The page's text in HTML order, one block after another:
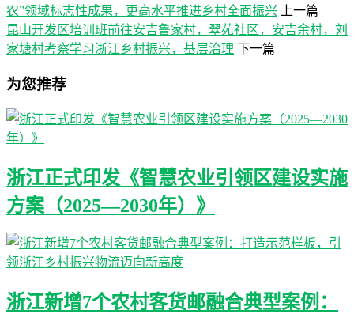
农”领域标志性成果，更高水平推进乡村全面振兴
上一篇
昆山开发区培训班前往安吉鲁家村，翠苑社区，安吉余村，刘
家塘村考察学习浙江乡村振兴，基层治理 下一篇
为您推荐
浙江正式印发《智慧农业引领区建设实施
方案（2025—2030年）》
浙江新增7个农村客货邮融合典型案例：